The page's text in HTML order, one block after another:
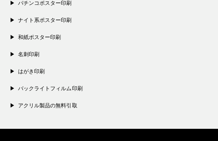
パチンコポスター印刷
ナイト系ポスター印刷
和紙ポスター印刷
名刺印刷
はがき印刷
バックライトフィルム印刷
アクリル製品の無料引取